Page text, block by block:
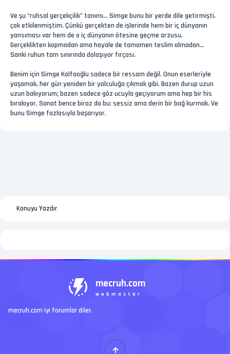
Ve şu “ruhsal gerçekçilik” tanımı… Simge bunu bir yerde dile getirmişti,
çok etkilenmiştim. Çünkü gerçekten de işlerinde hem bir iç dünyanın
yansıması var hem de o iç dünyanın ötesine geçme arzusu.
Gerçeklikten kopmadan ama hayale de tamamen teslim olmadan…
Sanki ruhun tam sınırında dolaşıyor fırçası.
Benim için Simge Kalfaoğlu sadece bir ressam değil. Onun eserleriyle
yaşamak, her gün yeniden bir yolculuğa çıkmak gibi. Bazen durup uzun
uzun bakıyorum; bazen sadece göz ucuyla geçiyorum ama hep bir his
bırakıyor. Sanat bence biraz da bu: sessiz ama derin bir bağ kurmak. Ve
bunu Simge fazlasıyla başarıyor.
Konuyu Yazdır
mecruh.com
webmaster
mecruh.com iyi forumlar diler.